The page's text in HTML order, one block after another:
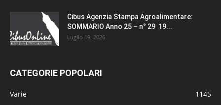
Cibus Agenzia Stampa Agroalimentare:
SOMMARIO Anno 25 – n° 29 19...
Luglio 19, 2026
CATEGORIE POPOLARI
Varie
1145